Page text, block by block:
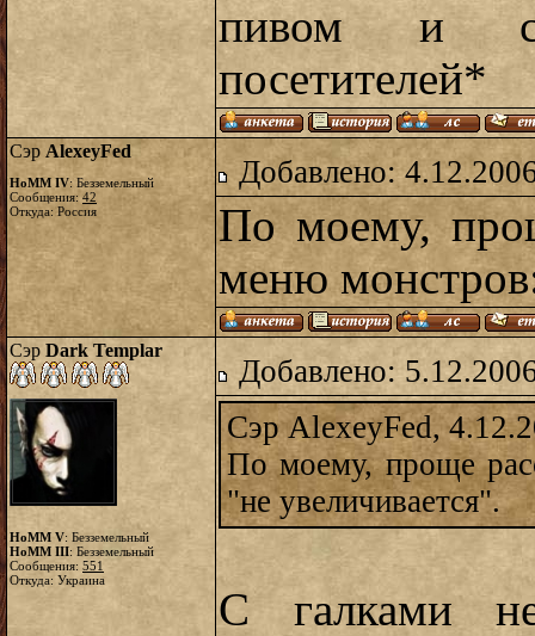
пивом и
посетителей*
Сэр AlexeyFed
HoMM IV: Безземельный
Сообщения:42
Откуда: Россия
Добавлено:
По моему,
меню
Сэр Dark Templar
HoMM V: Безземельный
HoMM III: Безземельный
Сообщения: 551
Откуда: Украина
Добавлено:
Сэр AlexeyFed,
По моему, проще
"не увеличивается".
С галками